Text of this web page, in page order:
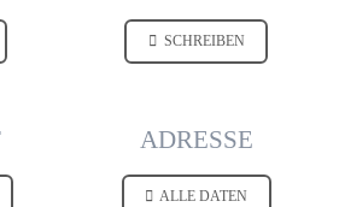
SCHREIBEN
ADRESSE
ALLE DATEN